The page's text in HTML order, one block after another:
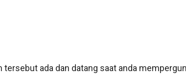
tersebut ada dan datang saat anda